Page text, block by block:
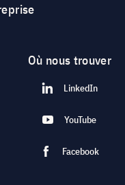
Où nous trouver
LinkedIn
YouTube
Facebook